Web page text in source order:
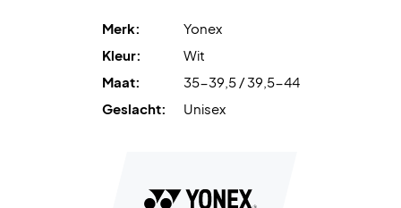
Quarter Length Fit
De kortere schachtlengte zorgt voor
rond de enkel.
Flexible SupportDe combinatie van polyester, nylon en
Ervaar comfort en functionaliteit met Yonex Quarter
Merk:
Yonex
Kleur:
Wit
Maat:
35-39,5 / 39,5-44
Geslacht:
Unisex